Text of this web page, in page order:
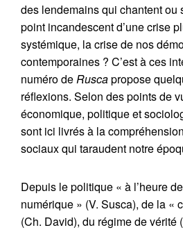
des lendemains qui chantent ou
point incandescent d’une crise
systémique, la crise de nos
contemporaines ? C’est à ces
numéro deRuscapropose
réflexions. Selon des points de
économique, politique et
sont ici livrés à la
sociaux qui taraudent notre
Depuis le politique « à l’heure
numérique » (V. Susca), de la «
(Ch. David), du régime de vérité
Citer cet article
CELKA, M., GARDENIER,
de sciences humaines &
https://doi.org/10.34745/
Contacter
Récupération de l'adresse